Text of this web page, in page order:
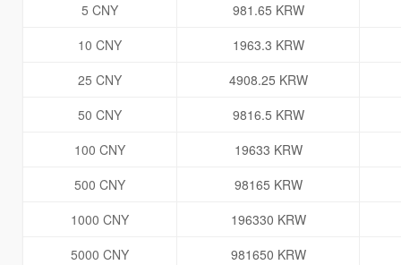
5 CNY
981.65 KRW
10 CNY
1963.3 KRW
25 CNY
4908.25 KRW
50 CNY
9816.5 KRW
100 CNY
19633 KRW
500 CNY
98165 KRW
1000 CNY
196330 KRW
5000 CNY
981650 KRW